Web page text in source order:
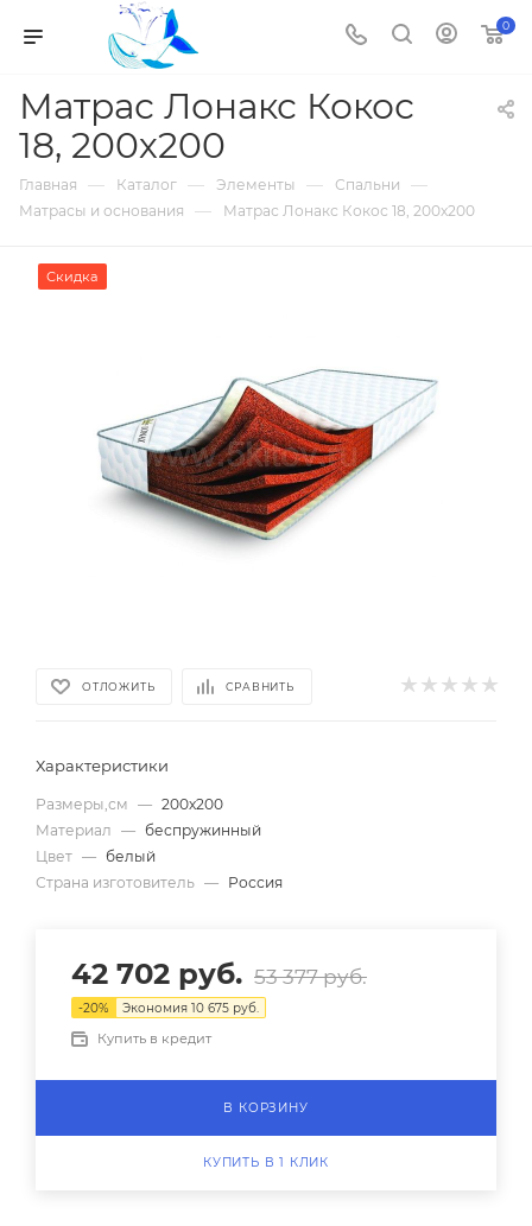
0
Матрас Лонакс Кокос
18, 200х200
Главная — Каталог — Элементы — Спальни —
Матрасы и основания — Матрас Лонакс Кокос 18, 200х200
Скидка
ОТЛОЖИТЬ СРАВНИТЬ
Характеристики
Размеры,см — 200х200
Материал — беспружинный
Цвет — белый
Страна изготовитель — Россия
42 702 руб. 53 377руб.
-20% Экономия 10 675 руб.
Купить в кредит
В КОРЗИНУ
КУПИТЬ В 1 КЛИК